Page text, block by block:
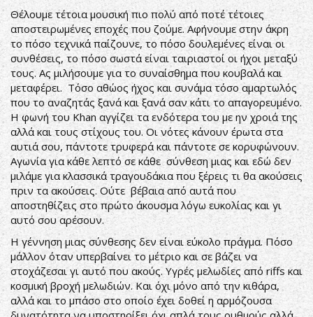
Θέλουμε τέτοια μουσική πιο πολύ από ποτέ τέτοιες
αποστειρωμένες εποχές που ζούμε. Αφήνουμε στην άκρη
το πόσο τεχνικά παίζουνε, το πόσο δουλεμένες είναι οι
συνθέσεις, το πόσο σωστά είναι ταιριαστοί οι ήχοι μεταξύ
τους. Ας μιλήσουμε για το συναίσθημα που κουβαλά και
μεταφέρει. Τόσο αθώος ήχος και συνάμα τόσο αμαρτωλός
που το αναζητάς ξανά και ξανά σαν κάτι το απαγορευμένο.
Η φωνή του Khan αγγίζει τα ενδότερα του με ην χροιά της
αλλά και τους στίχους του. Οι νότες κάνουν έρωτα στα
αυτιά σου, πάντοτε τρυφερά και πάντοτε σε κορυφώνουν.
Αγωνία για κάθε λεπτό σε κάθε σύνθεση μιας και εδώ δεν
μιλάμε για κλασσικά τραγουδάκια που ξέρεις τι θα ακούσεις
πριν τα ακούσεις. Ούτε βέβαια από αυτά που
αποστηθίζεις στο πρώτο άκουσμα λόγω ευκολίας και γι
αυτό σου αρέσουν.
Η γέννηση μιας σύνθεσης δεν είναι εύκολο πράγμα. Πόσο
μάλλον όταν υπερβαίνει το μέτριο και σε βάζει να
στοχάζεσαι γι αυτό που ακούς. Υγρές μελωδίες από riffs και
κοσμική βροχή μελωδιών. Και όχι μόνο από την κιθάρα,
αλλά και το μπάσο στο οποίο έχει δοθεί η αρμόζουσα